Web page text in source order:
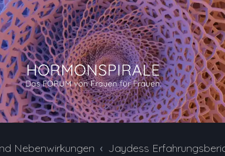
Nebenwirkungen Jaydess